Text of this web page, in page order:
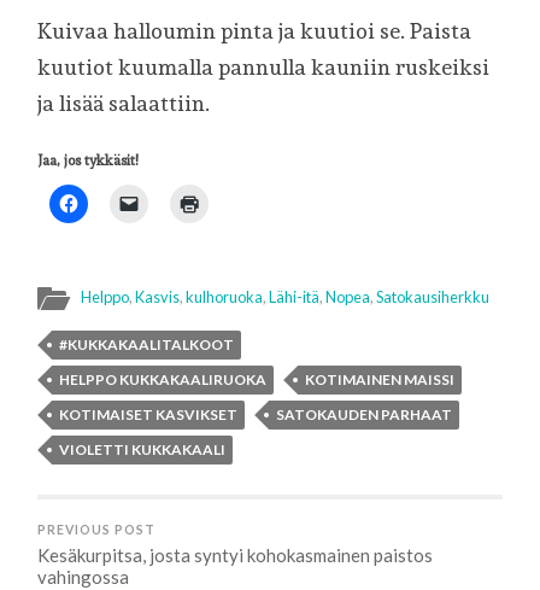
Kuivaa halloumin pinta ja kuutioi se. Paista
kuutiot kuumalla pannulla kauniin ruskeiksi
ja lisää salaattiin.
Jaa, jos tykkäsit!
Helppo,Kasvis,kulhoruoka,Lähi-itä,Nopea,Satokausiherkku
#KUKKAKAALITALKOOT
HELPPO KUKKAKAALIRUOKA
KOTIMAINEN MAISSI
KOTIMAISET KASVIKSET
SATOKAUDEN PARHAAT
VIOLETTI KUKKAKAALI
PREVIOUS POST
Kesäkurpitsa, josta syntyi kohokasmainen paistos
vahingossa